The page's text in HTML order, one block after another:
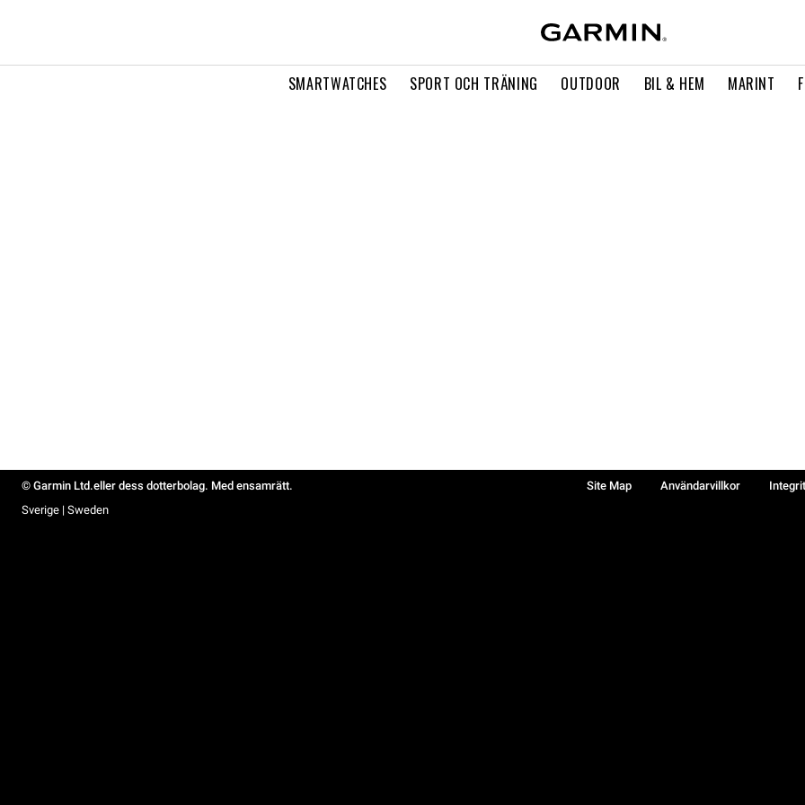
SMARTWATCHES SPORT OCH TRÄNING OUTDOOR BIL & HEM MARINT
© Garmin Ltd.eller dess dotterbolag. Med ensamrätt. Site Map Användarvillkor
Sverige | Sweden